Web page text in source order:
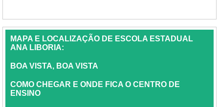
MAPA E LOCALIZAÇÃO DE ESCOLA ESTADUAL
ANA LIBORIA:
BOA VISTA, BOA VISTA
COMO CHEGAR E ONDE FICA O CENTRO DE
ENSINO